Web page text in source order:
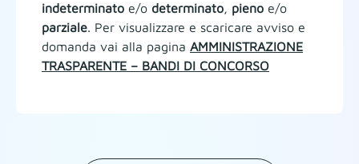
indeterminato e/o determinato, pieno e/o
parziale. Per visualizzare e scaricare avviso e
domanda vai alla pagina AMMINISTRAZIONE
TRASPARENTE – BANDI DI CONCORSO